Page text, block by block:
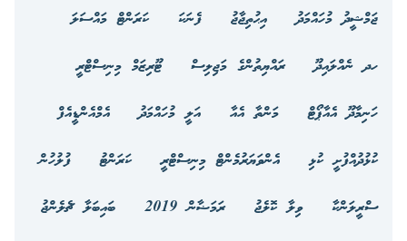
ޖަމްޝީދު މުހައްމަދު
އިޙުތިޖާޖު ފެނަކަ
ކަރަންޓް މައްސަލަ
ހދ ނެއްލައިދޫ
ރައްޔިތުންގެ މަޖިލިސް
ޓޫރިޒަމް މިނިސްޓްރީ
ހަނިމާދޫ އެއާޕޯޓް
މަންތާ އެއާ އަލީ މުހައްމަދު
އެމްއެންޑީއެފް
ކުޅުދުއްފުށީ ކުޅި
އެންވަޔަރުމެންޓް މިނިސްޓްރީ ކަރަންޓު
ފުލުހުން
ސްރީލަންކާ
ވިލާ ކޮލެޖު ރަމަޟާން 2019
ބައިބަލާ ޗެލެންޖު